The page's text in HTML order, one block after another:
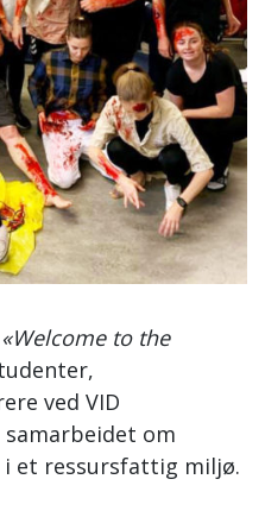
«Welcome to the
ved VID
om
i et ressursfattig miljø.